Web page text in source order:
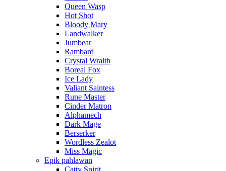
Queen Wasp
Hot Shot
Bloody Mary
Landwalker
Jumbear
Rambard
Crystal Wraith
Boreal Fox
Ice Lady
Valiant Saintess
Rune Master
Cinder Matron
Alphamech
Dark Mage
Berserker
Wordless Zealot
Miss Magic
Epik pahlawan